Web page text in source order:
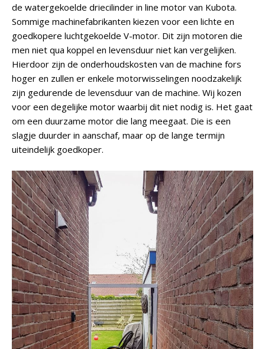
de watergekoelde driecilinder in line motor van Kubota.
Sommige machinefabrikanten kiezen voor een lichte en
goedkopere luchtgekoelde V-motor. Dit zijn motoren die
men niet qua koppel en levensduur niet kan vergelijken.
Hierdoor zijn de onderhoudskosten van de machine fors
hoger en zullen er enkele motorwisselingen noodzakelijk
zijn gedurende de levensduur van de machine. Wij kozen
voor een degelijke motor waarbij dit niet nodig is. Het gaat
om een duurzame motor die lang meegaat. Die is een
slagje duurder in aanschaf, maar op de lange termijn
uiteindelijk goedkoper.